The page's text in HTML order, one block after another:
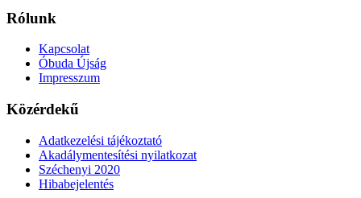
Rólunk
Kapcsolat
Óbuda Újság
Impresszum
Közérdekű
Adatkezelési tájékoztató
Akadálymentesítési nyilatkozat
Széchenyi 2020
Hibabejelentés